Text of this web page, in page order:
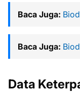
Baca Juga:
Baca Juga:
Data